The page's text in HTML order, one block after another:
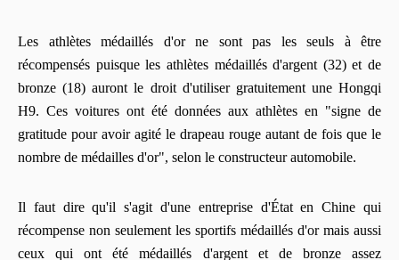
Les athlètes médaillés d'or ne sont pas les seuls à être
récompensés puisque les athlètes médaillés d'argent (32) et de
bronze (18) auront le droit d'utiliser gratuitement une Hongqi
H9. Ces voitures ont été données aux athlètes en "signe de
gratitude pour avoir agité le drapeau rouge autant de fois que le
nombre de médailles d'or", selon le constructeur automobile.
Il faut dire qu'il s'agit d'une entreprise d'État en Chine qui
récompense non seulement les sportifs médaillés d'or mais aussi
ceux qui ont été médaillés d'argent et de bronze assez